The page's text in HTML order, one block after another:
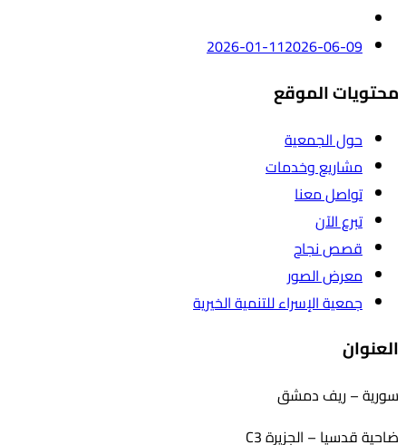
2026-01-112026-06-09
محتويات الموقع
حول الجمعية
مشاريع وخدمات
تواصل معنا
تبرع الآن
قصص نجاح
معرض الصور
جمعية الإسراء للتنمية الخيرية
العنوان
سورية – ريف دمشق
ضاحية قدسيا – الجزيرة C3